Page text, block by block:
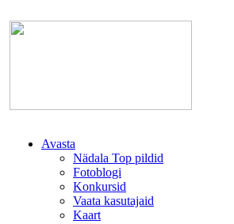
Avasta
Nädala Top pildid
Fotoblogi
Konkursid
Vaata kasutajaid
Kaart